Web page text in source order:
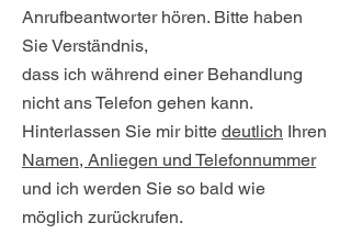
Anrufbeantworter hören. Bitte haben
Sie Verständnis,
dass ich während einer Behandlung
nicht ans Telefon gehen kann.
Hinterlassen Sie mir bitte deutlich Ihren
Namen, Anliegen und Telefonnummer
und ich werden Sie so bald wie
möglich zurückrufen.